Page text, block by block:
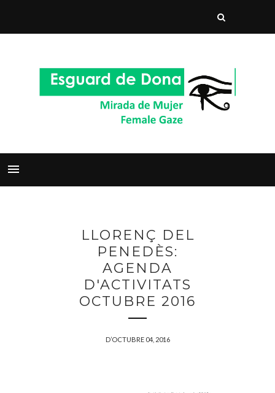
LLORENÇ DEL
PENEDÈS:
AGENDA
D'ACTIVITATS
OCTUBRE 2016
D’OCTUBRE 04, 2016